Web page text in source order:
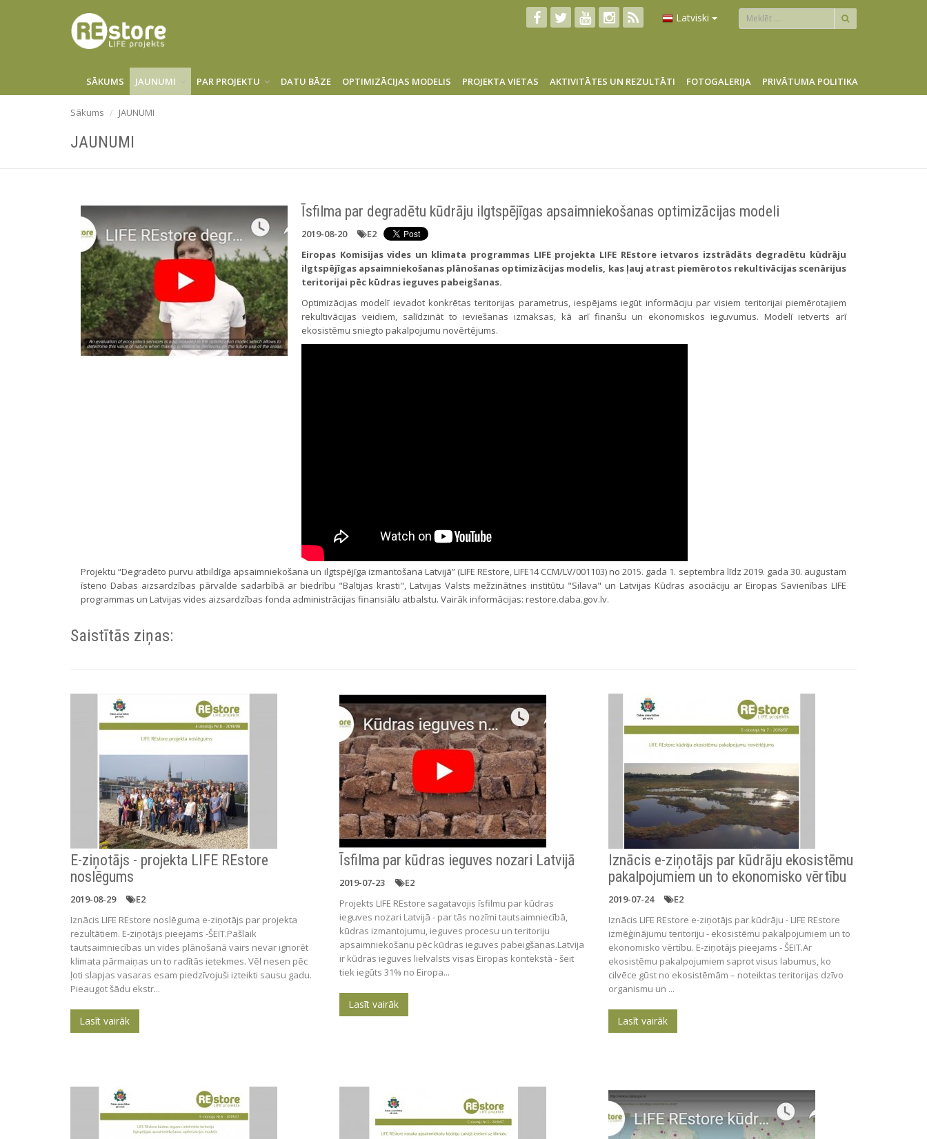
Latviski
SĀKUMS JAUNUMI PAR PROJEKTU DATU BĀZE OPTIMIZĀCIJAS MODELIS PROJEKTA VIETAS AKTIVITĀTES UN REZULTĀTI FOTOGALERIJA PRIVĀTUMA POLITIKA
Sākums JAUNUMI
JAUNUMI
Īsfilma par degradētu kūdrāju ilgtspējīgas apsaimniekošanas optimizācijas modeli
2019-08-20
E2
Eiropas Komisijas vides un klimata programmas LIFE projekta LIFE REstore ietvaros izstrādāts degradētu kūdrāju
ilgtspējīgas apsaimniekošanas plānošanas optimizācijas modelis, kas ļauj atrast piemērotos rekultivācijas scenārijus
teritorijai pēc kūdras ieguves pabeigšanas.
Optimizācijas modelī ievadot konkrētas teritorijas parametrus, iespējams iegūt informāciju par visiem teritorijai piemērotajiem
rekultivācijas veidiem, salīdzināt to ieviešanas izmaksas, kā arī finanšu un ekonomiskos ieguvumus. Modelī ietverts arī
ekosistēmu sniegto pakalpojumu novērtējums.
Projektu “Degradēto purvu atbildīga apsaimniekošana un ilgtspējīga izmantošana Latvijā” (LIFE REstore, LIFE14 CCM/LV/001103) no 2015. gada 1. septembra līdz 2019. gada 30. augustam
īsteno Dabas aizsardzības pārvalde sadarbībā ar biedrību "Baltijas krasti", Latvijas Valsts mežzinātnes institūtu "Silava" un Latvijas Kūdras asociāciju ar Eiropas Savienības LIFE
programmas un Latvijas vides aizsardzības fonda administrācijas finansiālu atbalstu. Vairāk informācijas: restore.daba.gov.lv.
Saistītās ziņas:
E-ziņotājs - projekta LIFE REstore
noslēgums
2019-08-29
E2
Iznācis LIFE REstore noslēguma e-ziņotājs par projekta
rezultātiem. E-ziņotājs pieejams -ŠEIT.Pašlaik
tautsaimniecības un vides plānošanā vairs nevar ignorēt
klimata pārmaiņas un to radītās ietekmes. Vēl nesen pēc
ļoti slapjas vasaras esam piedzīvojuši izteikti sausu gadu.
Pieaugot šādu ekstr...
Lasīt vairāk
Īsfilma par kūdras ieguves nozari Latvijā
2019-07-23
E2
Projekts LIFE REstore sagatavojis īsfilmu par kūdras
ieguves nozari Latvijā - par tās nozīmi tautsaimniecībā,
kūdras izmantojumu, ieguves procesu un teritoriju
apsaimniekošanu pēc kūdras ieguves pabeigšanas.Latvija
ir kūdras ieguves lielvalsts visas Eiropas kontekstā - šeit
tiek iegūts 31% no Eiropa...
Lasīt vairāk
Iznācis e-ziņotājs par kūdrāju ekosistēmu
pakalpojumiem un to ekonomisko vērtību
2019-07-24
E2
Iznācis LIFE REstore e-ziņotājs par kūdrāju - LIFE REstore
izmēģinājumu teritoriju - ekosistēmu pakalpojumiem un to
ekonomisko vērtību. E-ziņotājs pieejams - ŠEIT.Ar
ekosistēmu pakalpojumiem saprot visus labumus, ko
cilvēce gūst no ekosistēmām – noteiktas teritorijas dzīvo
organismu un ...
Lasīt vairāk